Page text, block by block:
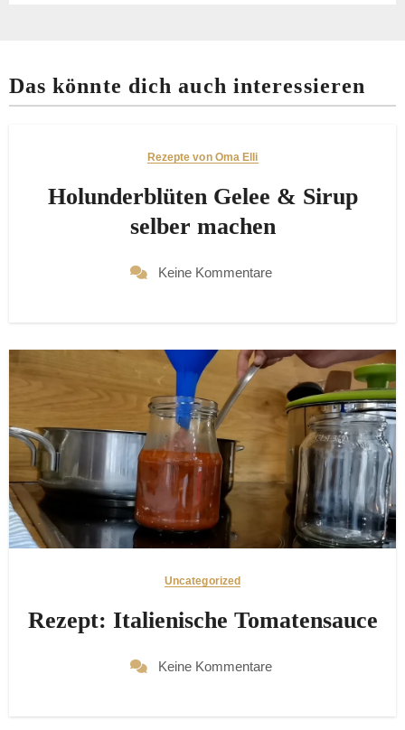
Das könnte dich auch interessieren
Rezepte von Oma Elli
Holunderblüten Gelee & Sirup
selber machen
Keine Kommentare
Uncategorized
Rezept: Italienische Tomatensauce
Keine Kommentare